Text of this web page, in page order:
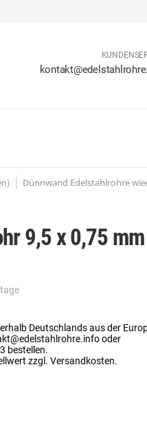
Dünnwand Edelstahlrohre
9,5 x 0,75
Deutschlands aus der
oder
bestellen.
zzgl. Versandkosten.